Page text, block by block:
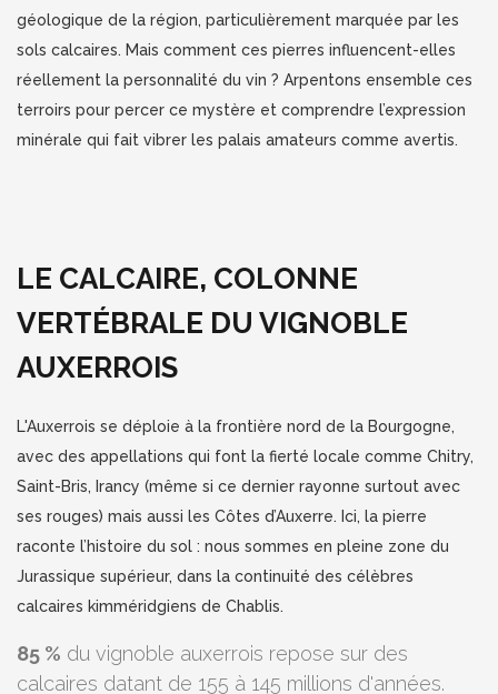
géologique de la région, particulièrement marquée par les
sols calcaires. Mais comment ces pierres influencent-elles
réellement la personnalité du vin ? Arpentons ensemble ces
terroirs pour percer ce mystère et comprendre l’expression
minérale qui fait vibrer les palais amateurs comme avertis.
LE CALCAIRE, COLONNE
VERTÉBRALE DU VIGNOBLE
AUXERROIS
L'Auxerrois se déploie à la frontière nord de la Bourgogne,
avec des appellations qui font la fierté locale comme Chitry,
Saint-Bris, Irancy (même si ce dernier rayonne surtout avec
ses rouges) mais aussi les Côtes d’Auxerre. Ici, la pierre
raconte l’histoire du sol : nous sommes en pleine zone du
Jurassique supérieur, dans la continuité des célèbres
calcaires kimméridgiens de Chablis.
85 % du vignoble auxerrois repose sur des
calcaires datant de 155 à 145 millions d'années.